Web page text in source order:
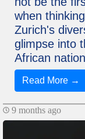
when
Zurich's
glimpse into
African
Read More →
9 months ago